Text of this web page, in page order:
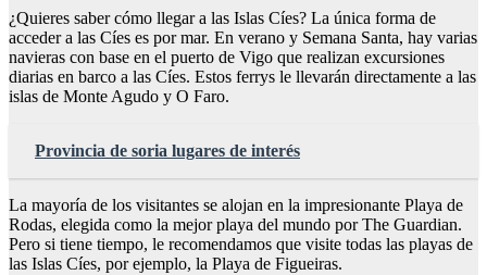
¿Quieres saber cómo llegar a las Islas Cíes? La única forma de
acceder a las Cíes es por mar. En verano y Semana Santa, hay varias
navieras con base en el puerto de Vigo que realizan excursiones
diarias en barco a las Cíes. Estos ferrys le llevarán directamente a las
islas de Monte Agudo y O Faro.
Provincia de soria lugares de interés
La mayoría de los visitantes se alojan en la impresionante Playa de
Rodas, elegida como la mejor playa del mundo por The Guardian.
Pero si tiene tiempo, le recomendamos que visite todas las playas de
las Islas Cíes, por ejemplo, la Playa de Figueiras.